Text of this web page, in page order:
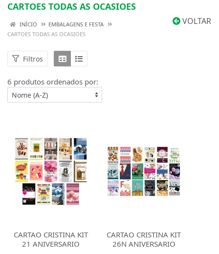
CARTOES TODAS AS OCASIOES
VOLTAR
INÍCIO
EMBALAGENS E FESTA
CARTOES TODAS AS OCASIOES
Filtros
6 produtos ordenados por:
CARTAO CRISTINA KIT
21 ANIVERSARIO
CARTAO CRISTINA KIT
26N ANIVERSARIO